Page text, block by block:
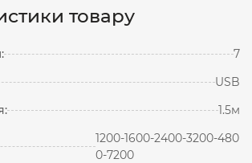
товару
7
USB
1.5м
1200-1600-2400-3200-480
0-7200